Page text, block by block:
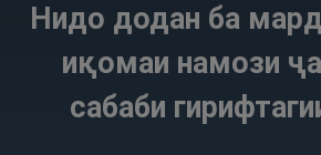
Нидо додан ба
иқомаи намози
сабаби